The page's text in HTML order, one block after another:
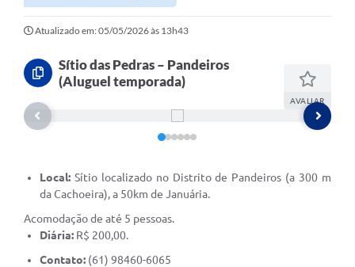
Carta de Serviços
Turismo
Telefones Úteis
Ouvidoria
Cavernas do Peruaçu
Atualizado em: 05/05/2026 às 13h43
Sítio das Pedras – Pandeiros
(Aluguel temporada)
AVALIAR
Local: Sítio localizado no Distrito de Pandeiros (a 300 m
da Cachoeira), a 50km de Januária.
Acomodação de até 5 pessoas.
Diária: R$ 200,00.
Contato: (61) 98460-6065